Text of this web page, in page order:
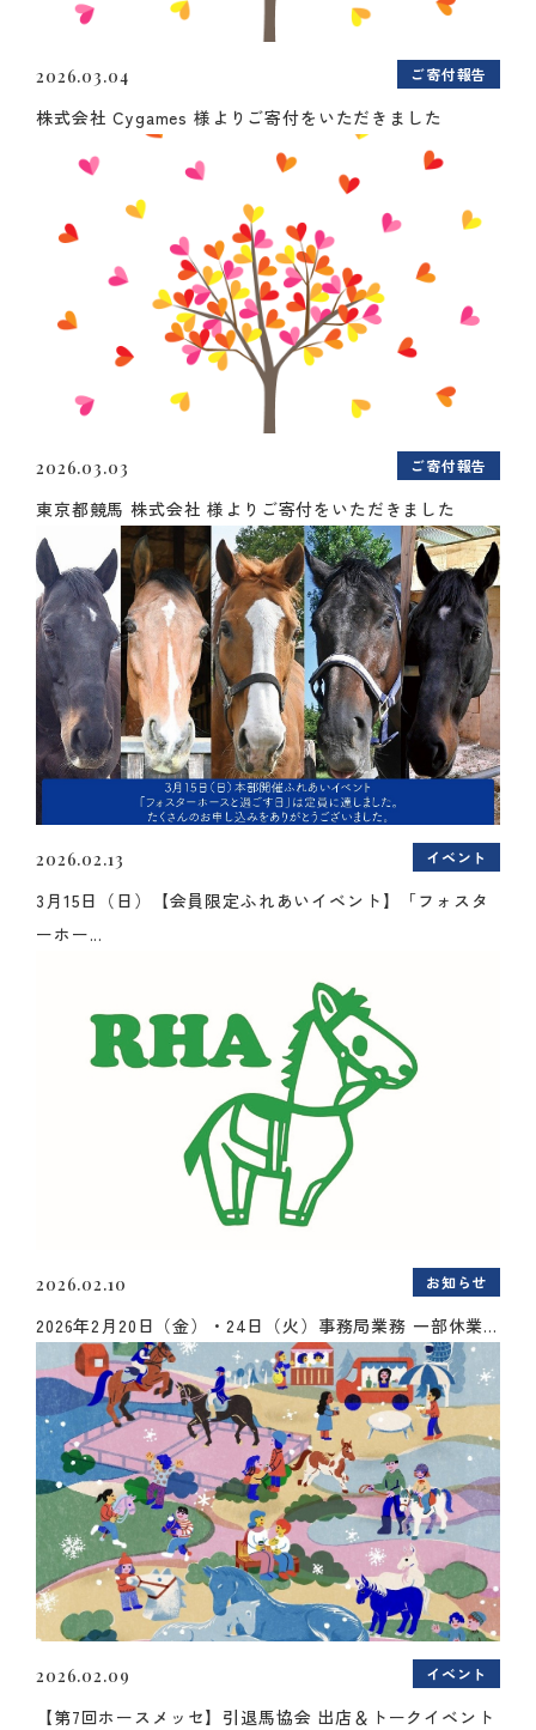
2026.03.04 ご寄付報告
株式会社 Cygames 様よりご寄付をいただきました
2026.03.03 ご寄付報告
東京都競馬 株式会社 様よりご寄付をいただきました
2026.02.13 イベント
3月15日（日）【会員限定ふれあいイベント】「フォスタ
ーホー...
2026.02.10 お知らせ
2026年2月20日（金）・24日（火）事務局業務 一部休業...
2026.02.09 イベント
【第7回ホースメッセ】引退馬協会 出店＆トークイベント